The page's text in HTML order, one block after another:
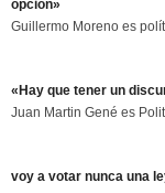
opción»
Guillermo Moreno es
«Hay que tener un
Juan Martin Gené es
voy a votar nunca una